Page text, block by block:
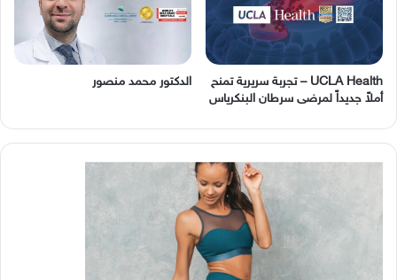
UCLA Health – تجربة سريرية تمنح
أملاً جديداً لمرضى سرطان البنكرياس
الدكتور محمد منصور